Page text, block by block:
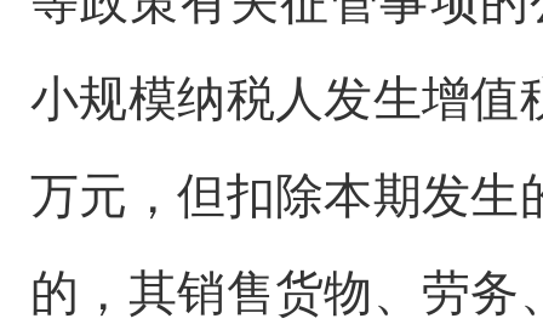
小规模纳税人发生增值
万元，但扣除本期发生
的，其销售货物、劳